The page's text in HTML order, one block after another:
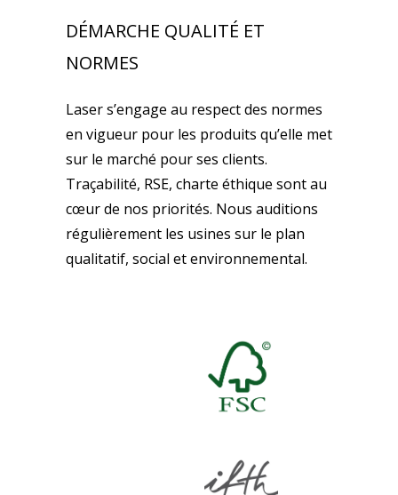
DÉMARCHE QUALITÉ ET
NORMES
Laser s’engage au respect des normes
en vigueur pour les produits qu’elle met
sur le marché pour ses clients.
Traçabilité, RSE, charte éthique sont au
cœur de nos priorités. Nous auditions
régulièrement les usines sur le plan
qualitatif, social et environnemental.